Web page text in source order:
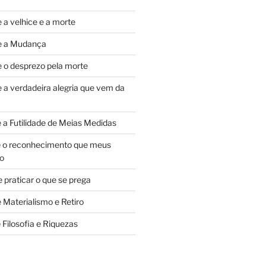
a velhice e a morte
a Mudança
o desprezo pela morte
a verdadeira alegria que vem da
a Futilidade de Meias Medidas
o reconhecimento que meus
praticar o que se prega
Materialismo e Retiro
Filosofia e Riquezas